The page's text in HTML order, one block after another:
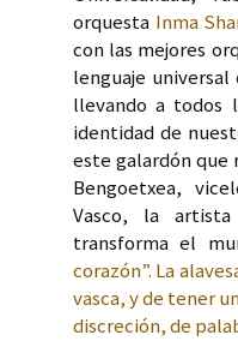
orquesta Inma
con las mejores
lenguaje
llevando a todos
identidad de
este galardón que
Bengoetxea,
Vasco, la
transforma el
corazón”. La
vasca, y de tener
discreción, de